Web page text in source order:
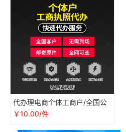
代办理电商个体工商户/全国公
司营业执照/抖音企业店铺注册
￥10.00/件